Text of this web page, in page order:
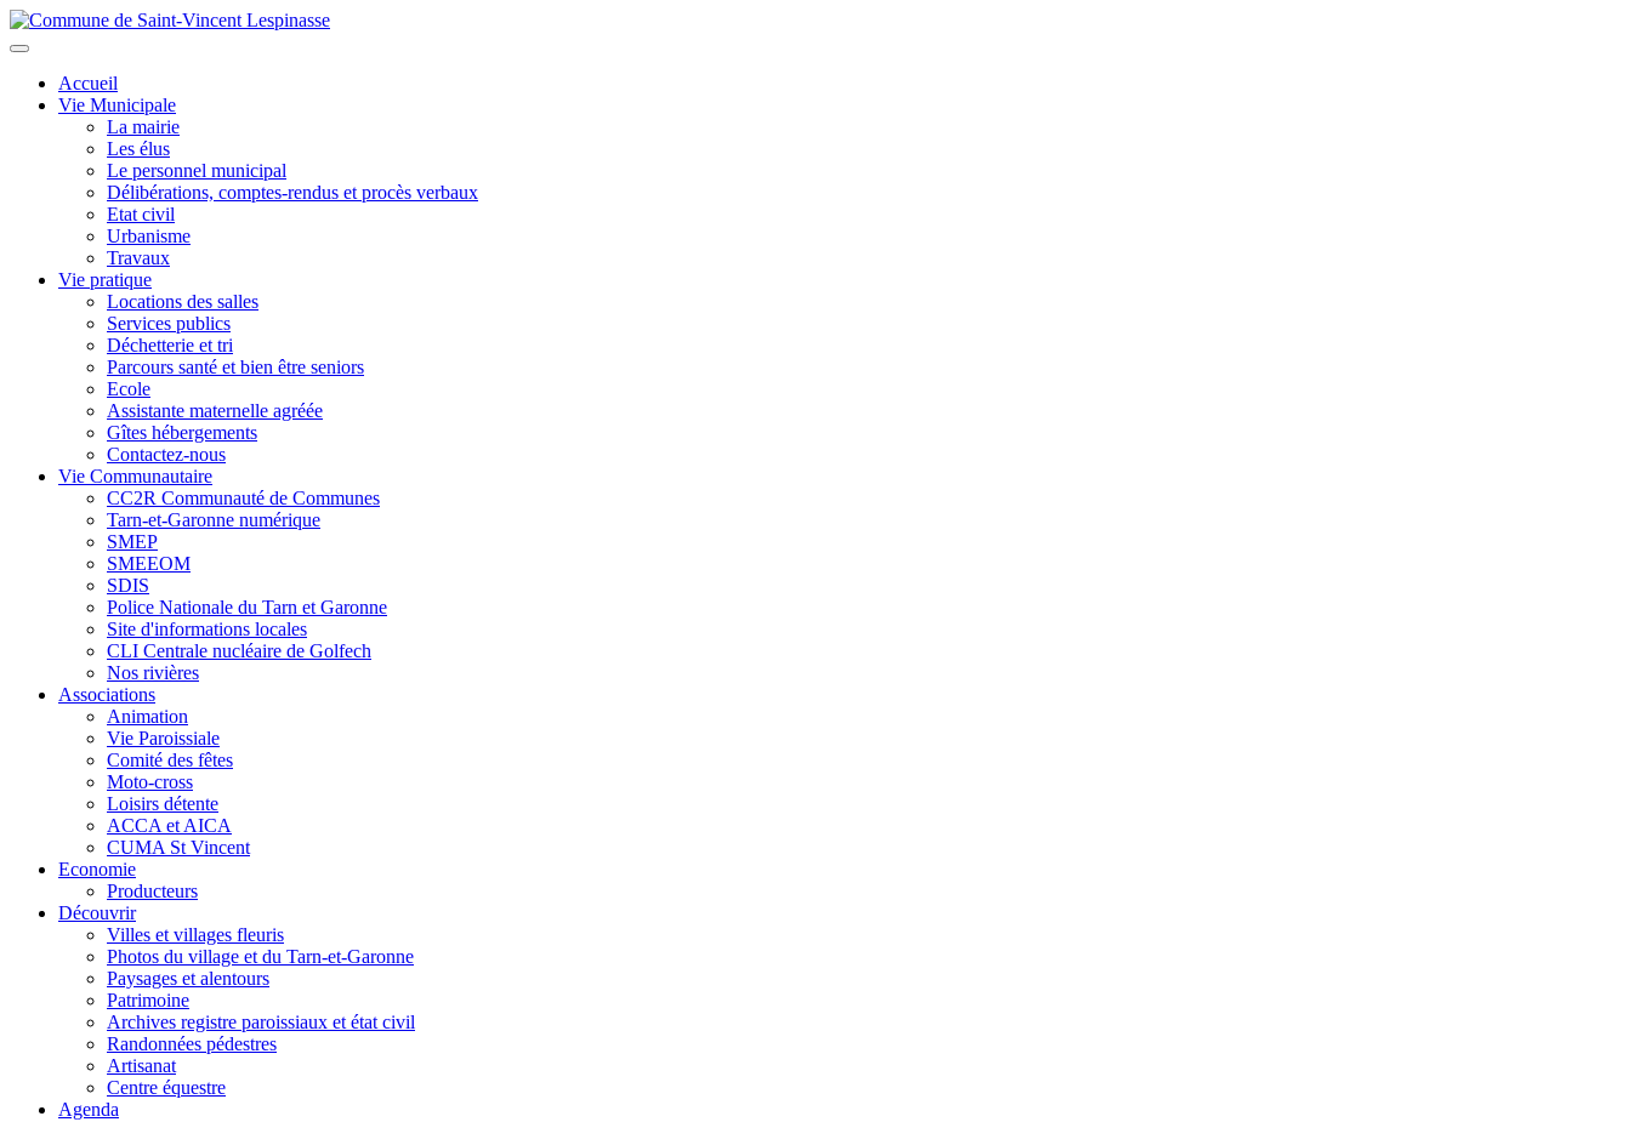
Aller
au
principal
Toggle
navigationAccueil
Vie Municipale
La mairie
Les élus
Le personnel municipal
Délibérations, comptes-rendus et procès verbaux
Etat civil
Urbanisme
Travaux
Vie pratique
Locations des salles
Services publics
Déchetterie et tri
Parcours santé et bien être seniors
Ecole
Assistante maternelle agréée
Gîtes hébergements
Contactez-nous
Vie Communautaire
CC2R Communauté de Communes
Tarn-et-Garonne numérique
SMEP
SMEEOM
SDIS
Police Nationale du Tarn et Garonne
Site d'informations locales
CLI Centrale nucléaire de Golfech
Nos rivières
Associations
Animation
Vie Paroissiale
Comité des fêtes
Moto-cross
Loisirs détente
ACCA et AICA
CUMA St Vincent
Economie
Producteurs
Découvrir
Villes et villages fleuris
Photos du village et du Tarn-et-Garonne
Paysages et alentours
Patrimoine
Archives registre paroissiaux et état civil
Randonnées pédestres
Artisanat
Centre équestre
Agenda